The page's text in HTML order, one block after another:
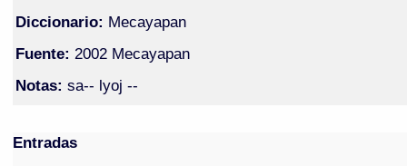
Diccionario: Mecayapan
Fuente: 2002 Mecayapan
Notas: sa-- lyoj --
Entradas